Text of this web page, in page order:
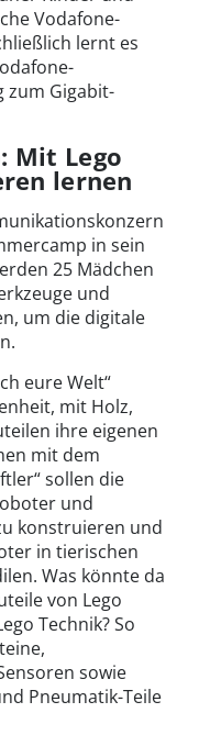
Vodafone-
lernt es
zum Gigabit-
Mit Lego
lernen
in sein
25 Mädchen
und
um die digitale
eure Welt“
mit Holz,
ihre eigenen
mit dem
sollen die
und
konstruieren und
in tierischen
Was könnte da
von Lego
Technik? So
sowie
Pneumatik-Teile